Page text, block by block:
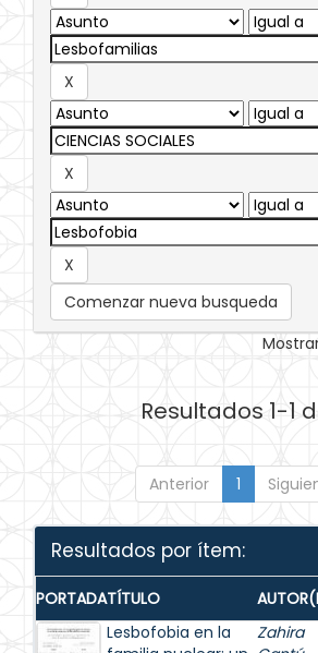
Comenzar nueva busqueda
Resultados 1-1
Anterior 1
Resultados por ítem:
PORTADATÍTULO
Lesbofobia en la
Zahira